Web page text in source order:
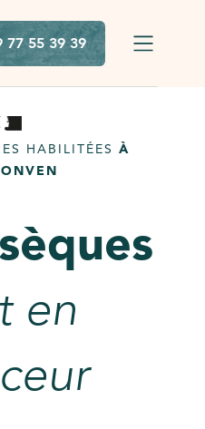
77 55 39 39
HABILITÉES À
en